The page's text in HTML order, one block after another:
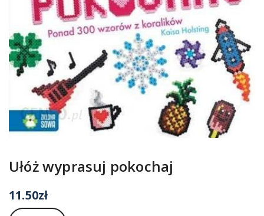
Ułóż wyprasuj pokochaj
11.50zł